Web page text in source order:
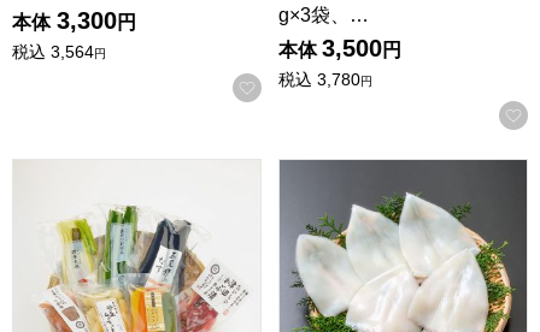
本体 3,300円
税込 3,564円
お気に入りに登録する
g×3袋、…
本体 3,500円
税込 3,780円